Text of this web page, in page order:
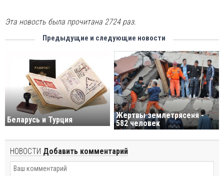
Эта новость была прочитана 2724 раз.
Предыдущие и следующие новости
Беларусь и Турция
Жертвы землетрясеня -
582 человек
НОВОСТИ Добавить комментарий